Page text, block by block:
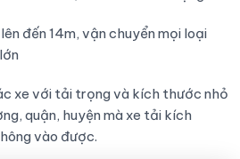
đến 14m, vận chuyển mọi loại
xe với tải trọng và kích thước nhỏ
quận, huyện mà xe tải kích
vào được.